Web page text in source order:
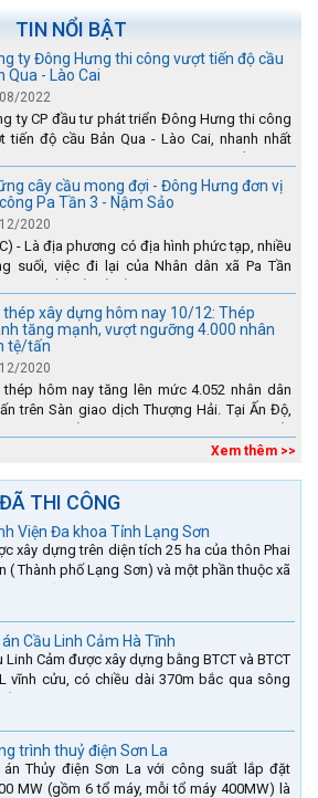
TIN NỔI BẬT
ty Đông Hưng thi công vượt tiến độ cầu
Qua - Lào Cai
2022
ty CP đầu tư phát triển Đông Hưng thi công
tiến độ cầu Bản Qua - Lào Cai, nhanh nhất
cây cầu mong đợi - Đông Hưng đơn vị
Pa Tần 3 - Nậm Sảo
2020
- Là địa phương có địa hình phức tạp, nhiều
suối, việc đi lại của Nhân dân xã Pa Tần
thép xây dựng hôm nay 10/12: Thép
tăng mạnh, vượt ngưỡng 4.000 nhân
tệ/tấn
2020
thép hôm nay tăng lên mức 4.052 nhân dân
trên Sàn giao dịch Thượng Hải. Tại Ấn Độ,
Xem thêm >>
THI CÔNG
Viện Đa khoa Tỉnh Lạng Sơn
xây dựng trên diện tích 25 ha của thôn Phai
( Thành phố Lạng Sơn) và một phần thuộc xã
án Cầu Linh Cảm Hà Tĩnh
Linh Cảm được xây dựng bằng BTCT và BTCT
vĩnh cửu, có chiều dài 370m bắc qua sông
trình thuỷ điện Sơn La
án Thủy điện Sơn La với công suất lắp đặt
MW (gồm 6 tổ máy, mỗi tổ máy 400MW) là